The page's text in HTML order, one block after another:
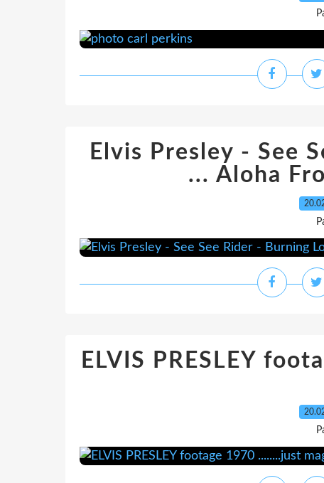
Elvis Presley - See
... Aloha
ELVIS PRESLEY